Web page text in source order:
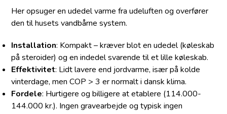
Her opsuger en udedel varme fra udeluften og overfører
den til husets vandbårne system.
Installation: Kompakt – kræver blot en udedel (køleskab
på steroid­er) og en indedel svarende til et lille køleskab.
Effektivitet: Lidt lavere end jordvarme, især på kolde
vinterdage, men COP > 3 er normalt i dansk klima.
Fordele: Hurtigere og billigere at etablere (114.000-
144.000 kr.). Ingen gravearbejde og typisk ingen